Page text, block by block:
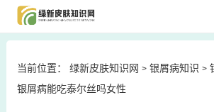
当前位置： 绿新皮肤知识网 > 银屑病知识 >
银屑病能吃泰尔丝吗女性